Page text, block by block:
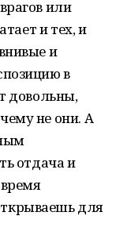
или
и тех, и
и
в
довольны,
не они. А
отдача и
для